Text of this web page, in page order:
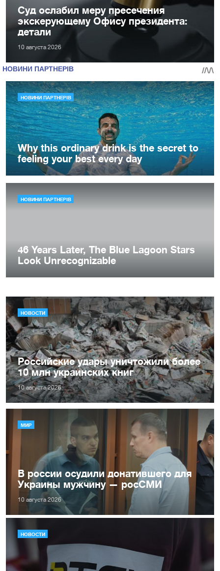
Суд ослабил меру пресечения
экскерующему Офису президента:
детали
10 августа 2026
НОВОСТИ
Российские удары уничтожили более
10 млн украинских книг
10 августа 2026
МИР
В россии осудили донатившего для
Украины мужчину — росСМИ
10 августа 2026
НОВОСТИ